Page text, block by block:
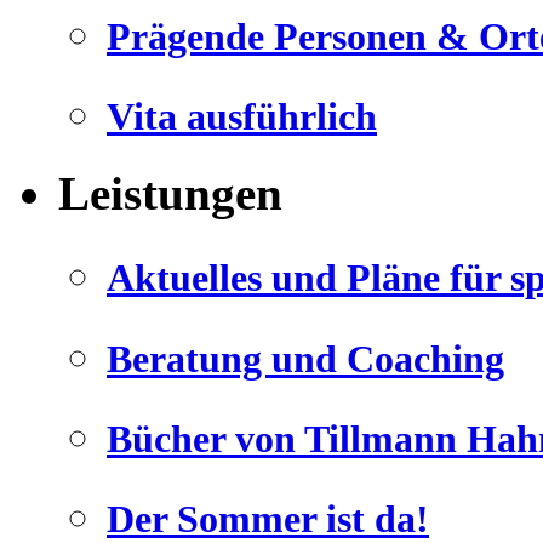
Geheimnisse, die
Ein Potpourrie professioneller Rezepte.
Für Liebhaber der einfachen und
Prägende Personen &
Vita ausführlich
Leistungen
Aktuelles und Pläne für
Beratung und Coaching
Bücher von Tillmann
Der Sommer ist da!